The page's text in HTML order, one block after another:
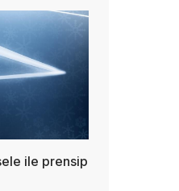
ile prensip